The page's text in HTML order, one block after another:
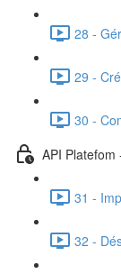
28 -
29 -
30 -
API Platefom
31 -
32 -